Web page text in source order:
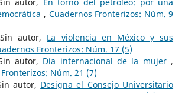
, Cuadernos Fronterizos: Núm. 9
autor, La violencia en México y sus
Fronterizos: Núm. 17 (5)
autor, Día internacional de la mujer ,
Núm. 21 (7)
autor, Designa el Consejo Universitario